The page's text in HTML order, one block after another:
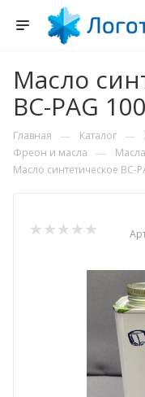
Масло
BC-PAG
Главная — Каталог —
Фреон и масла —
Масло синтетическое BC-